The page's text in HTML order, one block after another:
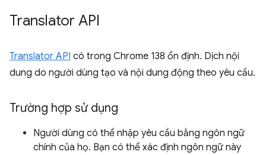
Translator API
Translator API có trong Chrome 138 ổn định. Dịch nội
dung do người dùng tạo và nội dung động theo yêu cầu.
Trường hợp sử dụng
Người dùng có thể nhập yêu cầu bằng ngôn ngữ
chính của họ. Bạn có thể xác định ngôn ngữ này